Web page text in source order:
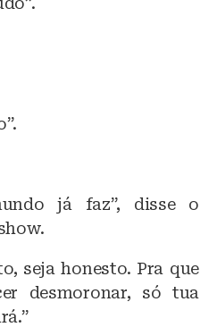
já faz”, disse o
seja honesto. Pra que
desmoronar, só tua